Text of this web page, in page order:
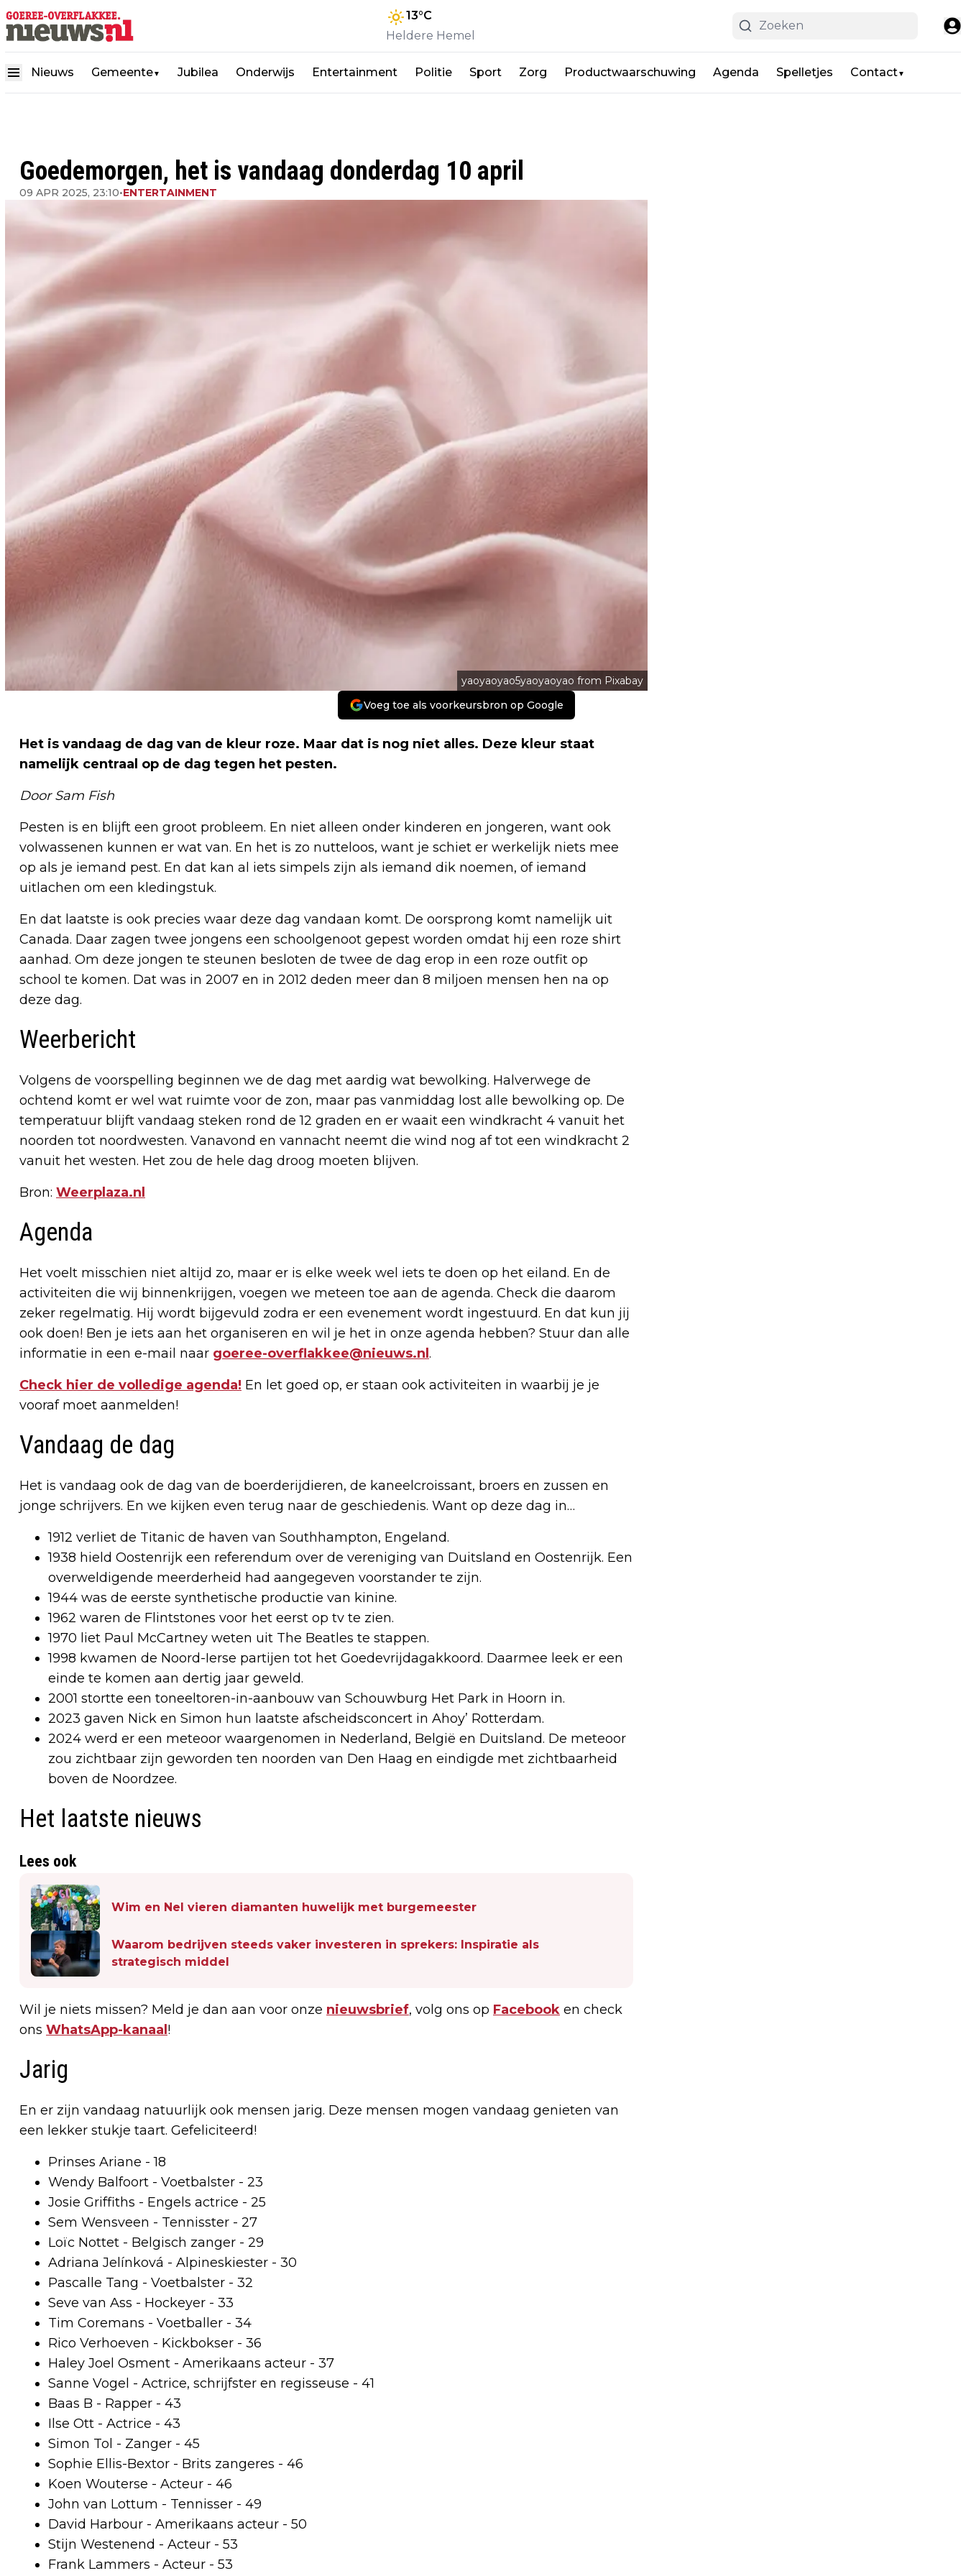
13°C
Heldere Hemel
Nieuws Gemeente▼ Jubilea Onderwijs Entertainment Politie Sport Zorg Productwaarschuwing Agenda Spelletjes Contact▼
Goedemorgen, het is vandaag donderdag 10 april
09 APR 2025, 23:10•ENTERTAINMENT
yaoyaoyao5yaoyaoyao from Pixabay
Voeg toe als voorkeursbron op Google
Het is vandaag de dag van de kleur roze. Maar dat is nog niet alles. Deze kleur staat
namelijk centraal op de dag tegen het pesten.
Door Sam Fish
Pesten is en blijft een groot probleem. En niet alleen onder kinderen en jongeren, want ook
volwassenen kunnen er wat van. En het is zo nutteloos, want je schiet er werkelijk niets mee
op als je iemand pest. En dat kan al iets simpels zijn als iemand dik noemen, of iemand
uitlachen om een kledingstuk.
En dat laatste is ook precies waar deze dag vandaan komt. De oorsprong komt namelijk uit
Canada. Daar zagen twee jongens een schoolgenoot gepest worden omdat hij een roze shirt
aanhad. Om deze jongen te steunen besloten de twee de dag erop in een roze outfit op
school te komen. Dat was in 2007 en in 2012 deden meer dan 8 miljoen mensen hen na op
deze dag.
Weerbericht
Volgens de voorspelling beginnen we de dag met aardig wat bewolking. Halverwege de
ochtend komt er wel wat ruimte voor de zon, maar pas vanmiddag lost alle bewolking op. De
temperatuur blijft vandaag steken rond de 12 graden en er waait een windkracht 4 vanuit het
noorden tot noordwesten. Vanavond en vannacht neemt die wind nog af tot een windkracht 2
vanuit het westen. Het zou de hele dag droog moeten blijven.
Bron: Weerplaza.nl
Agenda
Het voelt misschien niet altijd zo, maar er is elke week wel iets te doen op het eiland. En de
activiteiten die wij binnenkrijgen, voegen we meteen toe aan de agenda. Check die daarom
zeker regelmatig. Hij wordt bijgevuld zodra er een evenement wordt ingestuurd. En dat kun jij
ook doen! Ben je iets aan het organiseren en wil je het in onze agenda hebben? Stuur dan alle
informatie in een e-mail naar goeree-overflakkee@nieuws.nl .
Check hier de volledige agenda! En let goed op, er staan ook activiteiten in waarbij je je
vooraf moet aanmelden!
Vandaag de dag
Het is vandaag ook de dag van de boerderijdieren, de kaneelcroissant, broers en zussen en
jonge schrijvers. En we kijken even terug naar de geschiedenis. Want op deze dag in…
1912 verliet de Titanic de haven van Southhampton, Engeland.
1938 hield Oostenrijk een referendum over de vereniging van Duitsland en Oostenrijk. Een
overweldigende meerderheid had aangegeven voorstander te zijn.
1944 was de eerste synthetische productie van kinine.
1962 waren de Flintstones voor het eerst op tv te zien.
1970 liet Paul McCartney weten uit The Beatles te stappen.
1998 kwamen de Noord-Ierse partijen tot het Goedevrijdagakkoord. Daarmee leek er een
einde te komen aan dertig jaar geweld.
2001 stortte een toneeltoren-in-aanbouw van Schouwburg Het Park in Hoorn in.
2023 gaven Nick en Simon hun laatste afscheidsconcert in Ahoy’ Rotterdam.
2024 werd er een meteoor waargenomen in Nederland, België en Duitsland. De meteoor
zou zichtbaar zijn geworden ten noorden van Den Haag en eindigde met zichtbaarheid
boven de Noordzee.
Het laatste nieuws
Lees ook
Wim en Nel vieren diamanten huwelijk met burgemeester
Waarom bedrijven steeds vaker investeren in sprekers: Inspiratie als
strategisch middel
Wil je niets missen? Meld je dan aan voor onze nieuwsbrief, volg ons op Facebook en check
ons WhatsApp-kanaal !
Jarig
En er zijn vandaag natuurlijk ook mensen jarig. Deze mensen mogen vandaag genieten van
een lekker stukje taart. Gefeliciteerd!
Prinses Ariane - 18
Wendy Balfoort - Voetbalster - 23
Josie Griffiths - Engels actrice - 25
Sem Wensveen - Tennisster - 27
Loïc Nottet - Belgisch zanger - 29
Adriana Jelínková - Alpineskiester - 30
Pascalle Tang - Voetbalster - 32
Seve van Ass - Hockeyer - 33
Tim Coremans - Voetballer - 34
Rico Verhoeven - Kickbokser - 36
Haley Joel Osment - Amerikaans acteur - 37
Sanne Vogel - Actrice, schrijfster en regisseuse - 41
Baas B - Rapper - 43
Ilse Ott - Actrice - 43
Simon Tol - Zanger - 45
Sophie Ellis-Bextor - Brits zangeres - 46
Koen Wouterse - Acteur - 46
John van Lottum - Tennisser - 49
David Harbour - Amerikaans acteur - 50
Stijn Westenend - Acteur - 53
Frank Lammers - Acteur - 53